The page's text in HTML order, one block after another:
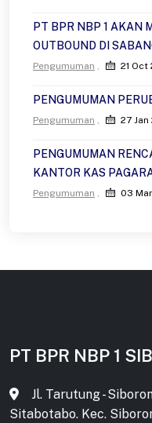
PT BPR NBP 1 AKAN
OUTBOUND DI
Pengumuman 21 Oct
PENGUMUMAN
Pengumuman 27 Jan
PENGUMUMAN
KANTOR KAS
Pengumuman 03
PT BPR NBP 1
Jl. Tarutung -
Sitabotabo. Kec.